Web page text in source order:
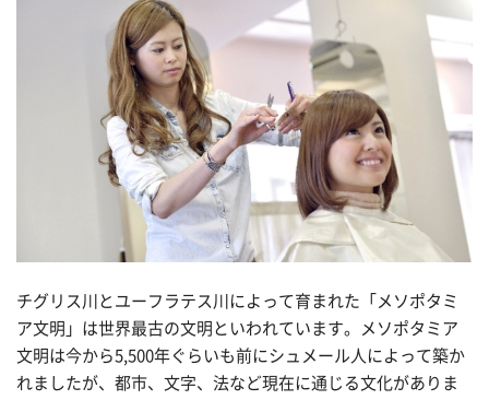
チグリス川とユーフラテス川によって育まれた「メソポタミ
ア文明」は世界最古の文明といわれています。メソポタミア
文明は今から5,500年ぐらいも前にシュメール人によって築か
れましたが、都市、文字、法など現在に通じる文化がありま